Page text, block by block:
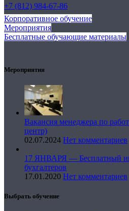
+7 (812) 984-67-86
Корпоративное обучение
Мероприятия
Бесплатные обучающие материалы
Мероприятия
Вакансия менеджера по
центр)
02.07.2024 Нет комментариев
17 ЯНВАРЯ — Бесплатный
бухгалтеров
17.01.2020 Нет комментариев
Выбрать обучение